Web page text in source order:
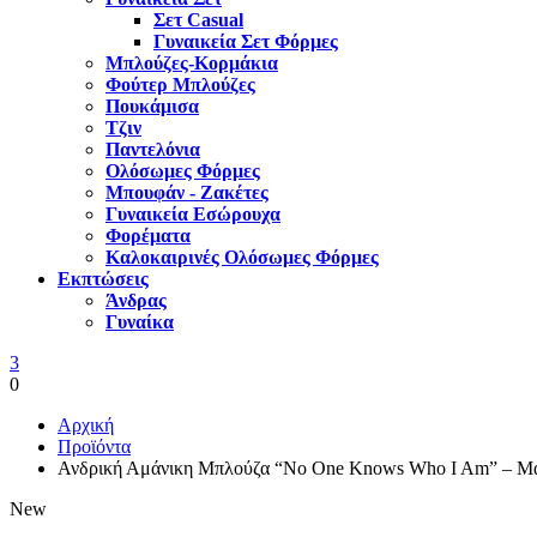
Σετ Casual
Γυναικεία Σετ Φόρμες
Μπλούζες-Κορμάκια
Φούτερ Μπλούζες
Πουκάμισα
Τζιν
Παντελόνια
Ολόσωμες Φόρμες
Μπουφάν - Ζακέτες
Γυναικεία Εσώρουχα
Φορέματα
Καλοκαιρινές Ολόσωμες Φόρμες
Εκπτώσεις
Άνδρας
Γυναίκα
3
0
Αρχική
Προϊόντα
Ανδρική Αμάνικη Μπλούζα “No One Knows Who I Am” –
New